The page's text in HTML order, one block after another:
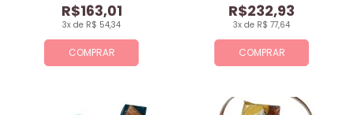
COMPRAR
3x de R$ 54,34
R$163,01
COMPRAR
3x de R$ 77,64
R$232,93